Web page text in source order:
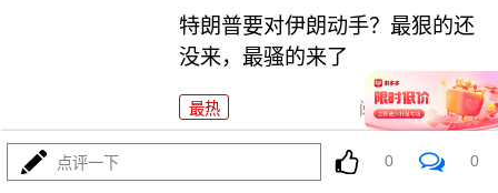
特朗普要对伊朗动手？最狠的还
没来，最骚的来了
最热 阅读 5894
政治自杀！菲律宾防长，你这是
点评一下 0 0